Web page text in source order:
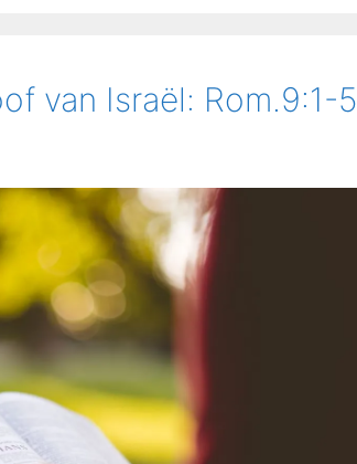
van Israël: Rom.9:1-5